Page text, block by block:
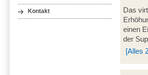
Kontakt
Das
einen
der
[Alles